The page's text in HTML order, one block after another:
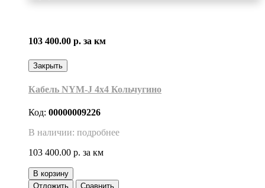
103 400.00 р. за км
Закрыть
Кабель NYM-J 4х4 Кольчугино
Код: 00000009226
В наличии: подробнее
103 400.00 р. за км
В корзину
Отложить
Сравнить